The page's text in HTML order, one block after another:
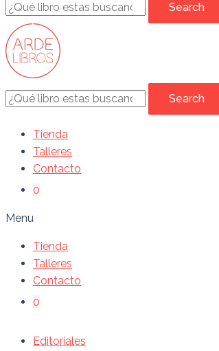
Search
Search
Tienda
Talleres
Contacto
0
Menu
Tienda
Talleres
Contacto
0
Editoriales